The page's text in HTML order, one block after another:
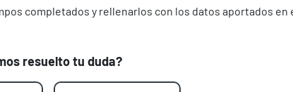
completados y rellenarlos con los datos aportados en
resuelto tu duda?